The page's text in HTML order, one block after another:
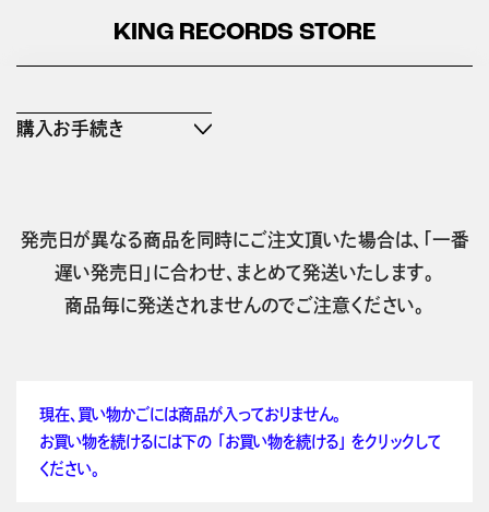
KING RECORDS STORE
購入お手続き
発売日が異なる商品を同時にご注文頂いた場合は、「一番
遅い発売日」に合わせ、まとめて発送いたします。
商品毎に発送されませんのでご注意ください。
現在、買い物かごには商品が入っておりません。
お買い物を続けるには下の 「お買い物を続ける」 をクリックして
ください。